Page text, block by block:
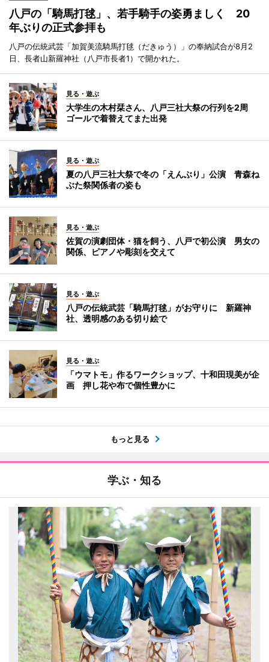
八戸の「騎馬打毬」、若手騎手の姿勇ましく 20
年ぶりの正式参拝も
八戸の伝統武芸「加賀美流騎馬打毬（だきゅう）」の奉納試合が8月2
日、長者山新羅神社（八戸市長者1）で開かれた。
見る・遊ぶ
大学生の木村栞さん、八戸三社大祭の行列を2周
ゴールで着替えてまた出発
見る・遊ぶ
夏の八戸三社大祭で冬の「えんぶり」公演 青森ね
ぶた祭関係者の姿も
見る・遊ぶ
佐賀の演劇団体・猫を飼う、八戸で初公演 男女の
関係、ピアノや彫刻を交えて
見る・遊ぶ
八戸の伝統武芸「騎馬打毬」がお守りに 新羅神
社、透明感のある切り絵で
見る・遊ぶ
「ウマトモ」作るワークショップ、十和田現美が企
画 押し花や布で個性豊かに
もっと見る
学ぶ・知る